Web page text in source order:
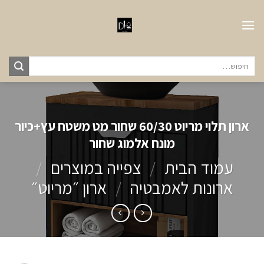
עבור:
ארון תלוי מריוט 60/30 שחור מט משטח עץ+כיור
מונח אלמוג שחור
עמוד הבית / צפייה במוצרים /
ארונות לאמבטיה / ארון ״מריוט״